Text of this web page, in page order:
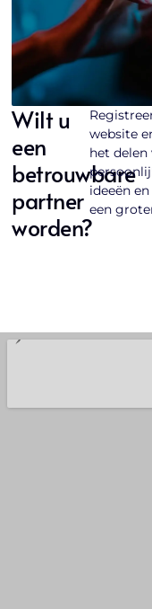
Wilt u
een
betrouwbare
partner
worden?
website
het delen
ideeën
een